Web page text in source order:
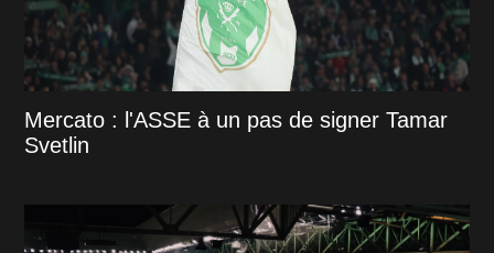
Mercato : l'ASSE à un pas de signer Tamar
Svetlin